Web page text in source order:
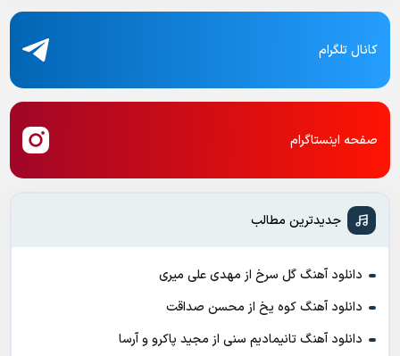
کانال تلگرام
صفحه اینستاگرام
جدیدترین مطالب
دانلود آهنگ گل سرخ از مهدی علی میری
دانلود آهنگ کوه یخ از محسن صداقت
دانلود آهنگ تانیمادیم سنی از مجید پاکرو و آرسا